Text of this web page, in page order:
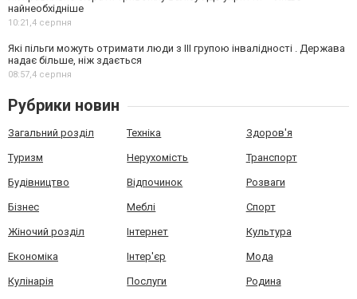
найнеобхідніше
10:21,4 серпня
Які пільги можуть отримати люди з III групою інвалідності . Держава
надає більше, ніж здається
08:57,4 серпня
Рубрики новин
Загальний розділ Техніка Здоров'я
Туризм Нерухомість Транспорт
Будівництво Відпочинок Розваги
Бізнес Меблі Спорт
Жіночий розділ Інтернет Культура
Економіка Інтер'єр Мода
Кулінарія Послуги Родина